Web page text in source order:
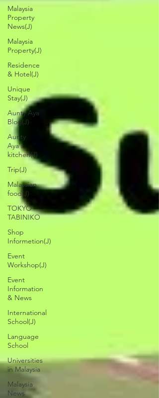
Malaysia
Property
News(J)
Malaysia
Property(J)
Residence
& Hotel(J)
Unique
Stay(J)
Aunty Aya
Blog(J)
Aunty
Aya's
kitchen(J)
Trip(J)
Malaysian
food(J)
TOKYO
TABINIKO
Shop
Informetion(J)
Event
Workshop(J)
Event
Information
& News
International
School(J)
Language
School
Universities
in Malaysia
Malaysia
News